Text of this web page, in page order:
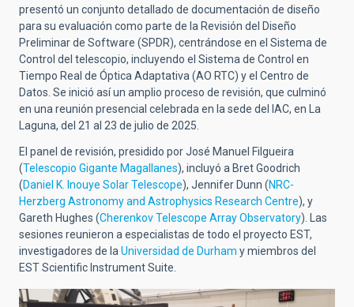
presentó un conjunto detallado de documentación de diseño
para su evaluación como parte de la Revisión del Diseño
Preliminar de Software (SPDR), centrándose en el Sistema de
Control del telescopio, incluyendo el Sistema de Control en
Tiempo Real de Óptica Adaptativa (AO RTC) y el Centro de
Datos. Se inició así un amplio proceso de revisión, que culminó
en una reunión presencial celebrada en la sede del IAC, en La
Laguna, del 21 al 23 de julio de 2025.
El panel de revisión, presidido por José Manuel Filgueira
(Telescopio Gigante Magallanes), incluyó a Bret Goodrich
(Daniel K. Inouye Solar Telescope), Jennifer Dunn (NRC-
Herzberg Astronomy and Astrophysics Research Centre), y
Gareth Hughes (Cherenkov Telescope Array Observatory). Las
sesiones reunieron a especialistas de todo el proyecto EST,
investigadores de la Universidad de Durham y miembros del
EST Scientific Instrument Suite.